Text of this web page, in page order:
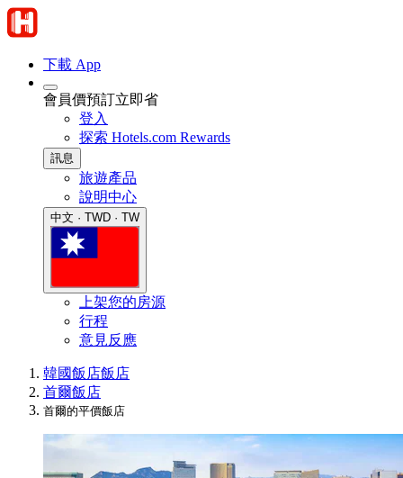
下載 App
會員價預訂立即省
登入
探索 Hotels.com Rewards
訊息
旅遊產品
說明中心
中文 · TWD · TW
上架您的房源
行程
意見反應
韓國飯店飯店
首爾飯店
首爾的平價飯店